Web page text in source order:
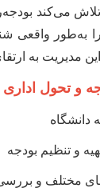
می‌کند
به‌طور واقعی
مدیریت به
و تحول
دانشگاه
و تنظیم بودجه
مختلف و بررسی